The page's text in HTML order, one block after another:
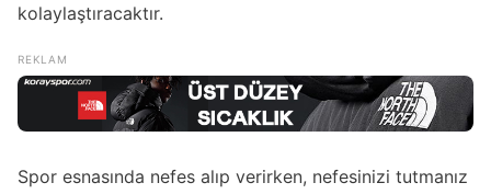
kolaylaştıracaktır.
Spor esnasında nefes alıp verirken, nefesinizi tutmanız